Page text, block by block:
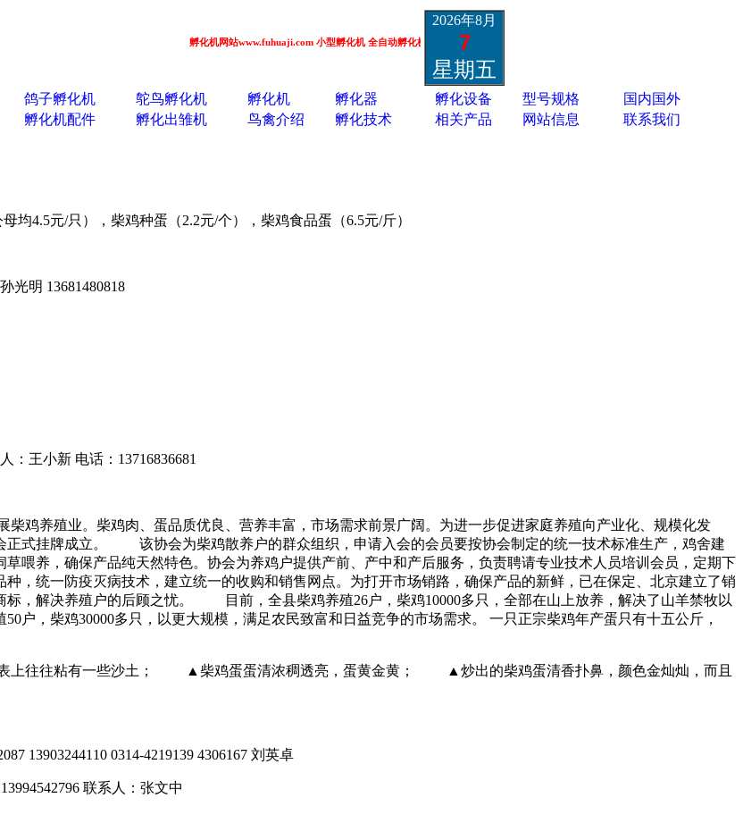
孵化机网站www.fuhuaji.com 小型孵化机 全自动孵化机 小鸡鸭鹅孔雀孵化机 鸵鸟黑天鹅孵化机 蛋类胚胎疫苗孵化机 13801337988
2026年8月
7
星期五
鸽子孵化机 鸵鸟孵化机 孵化机 孵化器 孵化设备 型号规格
国内国外
孵化机配件 孵化出雏机 鸟禽介绍 孵化技术 相关产品 网站信息 联系我们
均4.5元/只），柴鸡种蛋（2.2元/个），柴鸡食品蛋（6.5元/斤）
光明 13681480818
王小新 电话：13716836681
柴鸡养殖业。柴鸡肉、蛋品质优良、营养丰富，市场需求前景广阔。为进一步促进家庭养殖向产业化、规模化发
正式挂牌成立。 该协会为柴鸡散养户的群众组织，申请入会的会员要按协会制定的统一技术标准生产，鸡舍建
喂养，确保产品纯天然特色。协会为养鸡户提供产前、产中和产后服务，负责聘请专业技术人员培训会员，定期下
，统一防疫灭病技术，建立统一的收购和销售网点。为打开市场销路，确保产品的新鲜，已在保定、北京建立了销
标，解决养殖户的后顾之忧。 目前，全县柴鸡养殖26户，柴鸡10000多只，全部在山上放养，解决了山羊禁牧以
户，柴鸡30000多只，以更大规模，满足农民致富和日益竞争的市场需求。 一只正宗柴鸡年产蛋只有十五公斤，
上往往粘有一些沙土； ▲柴鸡蛋蛋清浓稠透亮，蛋黄金黄； ▲炒出的柴鸡蛋清香扑鼻，颜色金灿灿，而且
13903244110 0314-4219139 4306167 刘英卓
联系人：张文中